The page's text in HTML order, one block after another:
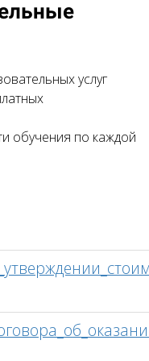
услуг
обучения по каждой